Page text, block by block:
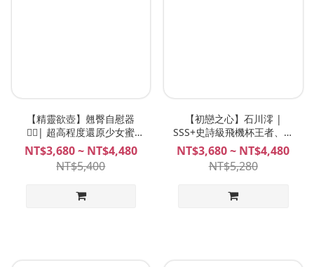
【精靈欲壺】翹臀自慰器
🧚‍♀️| 超高程度還原少女蜜
穴， 超越真人刺激，可愛又
迷人的精靈舞孃！|
MeloShiko ソフィリア 索菲
NT$3,680 ~ NT$4,480
NT$5,400
【初戀之心】石川澪 |
SSS+史詩級飛機杯王者、初
戀柔嫩力作、 石川澪飛機杯
Plan B
NT$3,680 ~ NT$4,480
NT$5,280